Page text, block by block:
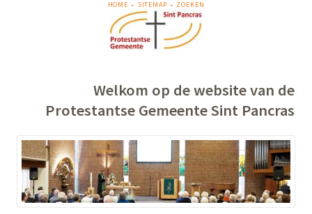
NAVIGATIE
OVERSLAAN
HOME SITEMAP ZOEKEN
Welkom op de website van de
Protestantse Gemeente Sint Pancras